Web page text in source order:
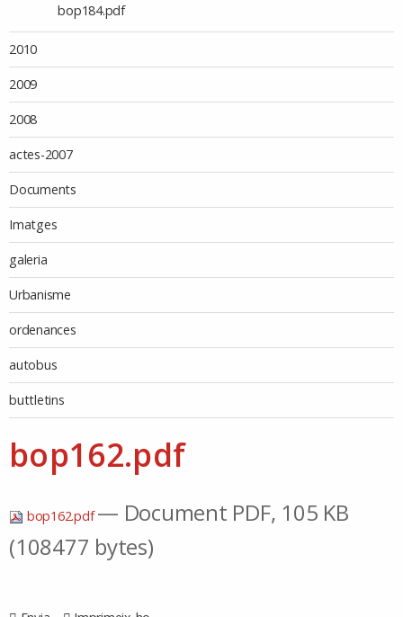
bop184.pdf
2010
2009
2008
actes-2007
Documents
Imatges
galeria
Urbanisme
ordenances
autobus
buttletins
bop162.pdf
bop162.pdf— Document PDF, 105 KB
(108477 bytes)